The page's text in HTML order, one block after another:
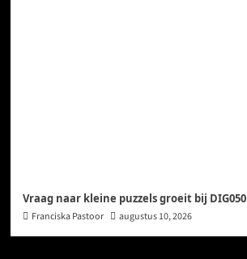
Vraag naar kleine puzzels groeit bij DIG050
Franciska Pastoor augustus 10, 2026